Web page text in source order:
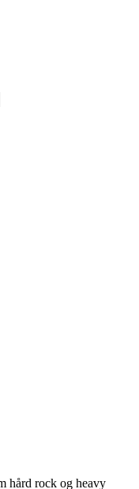
hård rock og heavy